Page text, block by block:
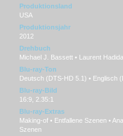
Produktionsland
USA
Produktionsjahr
2012
Drehbuch
Michael J. Bassett • Laurent Hadida
Blu-ray-Ton
Deutsch (DTS-HD 5.1) • Englisch
Blu-ray-Bild
16:9, 2.35:1
Blu-ray-Extras
Making-of • Entfallene Szenen •
Szenen